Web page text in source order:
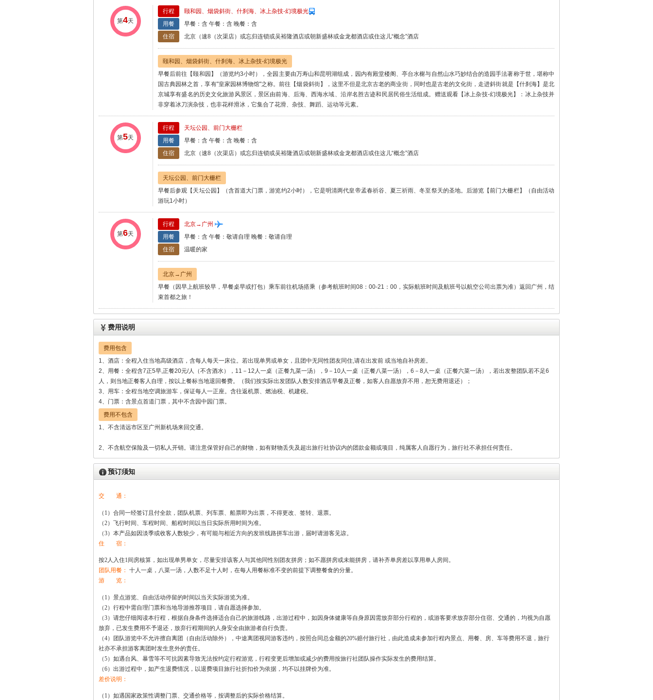
第4天
行程
颐和园、烟袋斜街、什刹海、冰上杂技-幻境极光
用餐
早餐：含 午餐：含 晚餐：含
住宿
北京（速8（次渠店）或忘归连锁或吴裕隆酒店或朝新盛林或金龙都酒店或住这儿“概念”酒店
颐和园、烟袋斜街、什刹海、冰上杂技-幻境极光
早餐后前往【颐和园】（游览约3小时），全园主要由万寿山和昆明湖组成，园内有殿堂楼阁、亭台水榭与自然山水巧妙结合的造园手法著称于世，堪称中
国古典园林之首，享有"皇家园林博物馆"之称。前往【烟袋斜街】，这里不但是北京古老的商业街，同时也是古老的文化街，走进斜街就是【什刹海】是北
京城享有盛名的历史文化旅游风景区，景区由前海、后海、西海水域、沿岸名胜古迹和民居民俗生活组成。赠送观看【冰上杂技-幻境极光】：冰上杂技并
非穿着冰刀演杂技，也非花样滑冰，它集合了花滑、杂技、舞蹈、运动等元素。
第5天
行程
天坛公园、前门大栅栏
用餐
早餐：含 午餐：含 晚餐：含
住宿
北京（速8（次渠店）或忘归连锁或吴裕隆酒店或朝新盛林或金龙都酒店或住这儿“概念”酒店
天坛公园、前门大栅栏
早餐后参观【天坛公园】（含首道大门票，游览约2小时），它是明清两代皇帝孟春祈谷、夏三祈雨、冬至祭天的圣地。后游览【前门大栅栏】（自由活动
游玩1小时）
第6天
行程
北京→广州
用餐
早餐：含 午餐：敬请自理 晚餐：敬请自理
住宿
温暖的家
北京→广州
早餐（因早上航班较早，早餐桌早或打包）乘车前往机场搭乘（参考航班时间08：00-21：00，实际航班时间及航班号以航空公司出票为准）返回广州，结
束首都之旅！
费用说明
费用包含
1、酒店：全程入住当地高级酒店，含每人每天一床位。若出现单男或单女，且团中无同性团友同住,请在出发前 或当地自补房差。
2、用餐：全程含7正5早,正餐20元/人（不含酒水），11－12人一桌（正餐九菜一汤），9－10人一桌（正餐八菜一汤），6－8人一桌（正餐六菜一汤），若出发整团队若不足6
人，则当地正餐客人自理，按以上餐标当地退回餐费。（我们按实际出发团队人数安排酒店早餐及正餐，如客人自愿放弃不用，恕无费用退还）；
3、用车：全程当地空调旅游车，保证每人一正座。含往返机票、燃油税、机建税。
4、门票：含景点首道门票，其中不含园中园门票。
费用不包含
1、不含清远市区至广州新机场来回交通。
2、不含航空保险及一切私人开销。请注意保管好自己的财物，如有财物丢失及超出旅行社协议内的团款金额或项目，纯属客人自愿行为，旅行社不承担任何责任。
预订须知
交 通：
（1） 合同一经签订且付全款，团队机票、列车票、船票即为出票，不得更改、签转、退票。
（2）飞行时间、车程时间、船程时间以当日实际所用时间为准。
（3）本产品如因淡季或收客人数较少，有可能与相近方向的发班线路拼车出游，届时请游客见谅。
住 宿：
按2人入住1间房核算，如出现单男单女，尽量安排该客人与其他同性别团友拼房；如不愿拼房或未能拼房，请补齐单房差以享用单人房间。
团队用餐： 十人一桌，八菜一汤，人数不足十人时，在每人用餐标准不变的前提下调整餐食的分量。
游 览：
（ 1） 景点游览、自由活动停留的时间以当天实际游览为准。
（2） 行程中需自理门票和当地导游推荐项目，请自愿选择参加。
（3）请您仔细阅读本行程，根据自身条件选择适合自己的旅游线路，出游过程中，如因身体健康等自身原因需放弃部分行程的，或游客要求放弃部分住宿、交通的，均视为自愿
放弃，已发生费用不予退还，放弃行程期间的人身安全由旅游者自行负责。
（4）团队游览中不允许擅自离团（自由活动除外），中途离团视同游客违约，按照合同总金额的20%赔付旅行社，由此造成未参加行程内景点、用餐、房、车等费用不退，旅行
社亦不承担游客离团时发生意外的责任。
（5）如遇台风、暴雪等不可抗因素导致无法按约定行程游览，行程变更后增加或减少的费用按旅行社团队操作实际发生的费用结算。
（6）出游过程中，如产生退费情况，以退费项目旅行社折扣价为依据，均不以挂牌价为准。
差价说明：
（1）如遇国家政策性调整门票、交通价格等，按调整后的实际价格结算。